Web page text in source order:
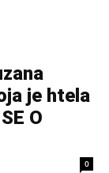
je htela
O
0